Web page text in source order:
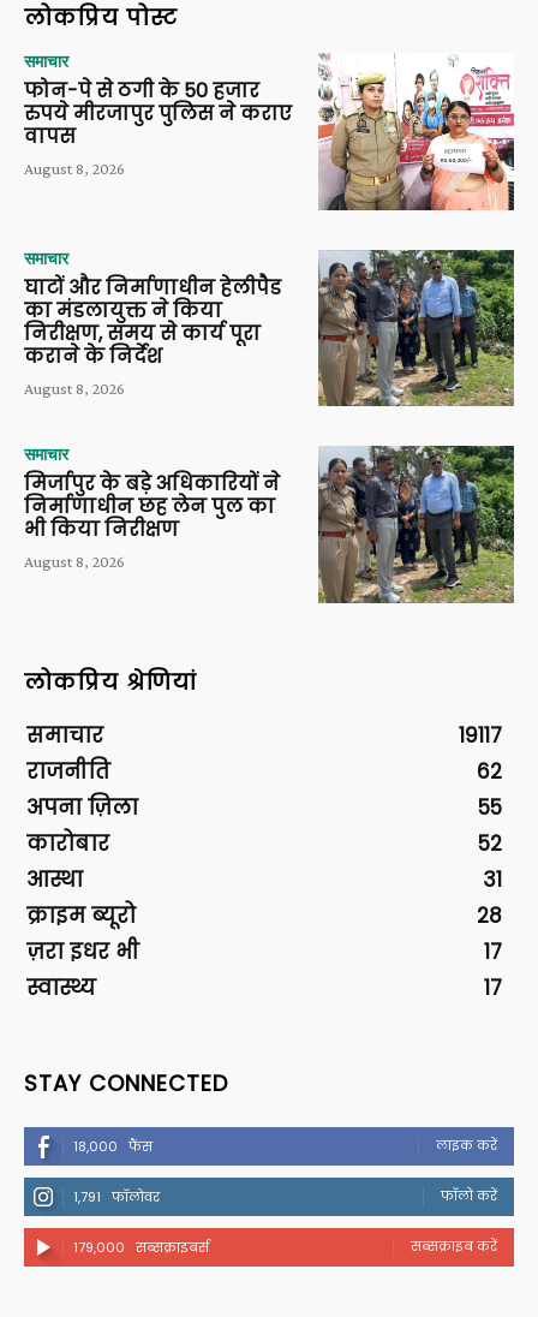
लोकप्रिय पोस्ट
समाचार
फोन-पे से ठगी के 50 हजार
रुपये मीरजापुर पुलिस ने कराए
वापस
August 8, 2026
समाचार
घाटों और निर्माणाधीन हेलीपैड
का मंडलायुक्त ने किया
निरीक्षण, समय से कार्य पूरा
कराने के निर्देश
August 8, 2026
समाचार
मिर्जापुर के बड़े अधिकारियों ने
निर्माणाधीन छह लेन पुल का
भी किया निरीक्षण
August 8, 2026
लोकप्रिय श्रेणियां
समाचार
19117
राजनीति
62
अपना ज़िला
55
कारोबार
52
आस्था
31
क्राइम ब्यूरो
28
ज़रा इधर भी
17
स्वास्थ्य
17
STAY CONNECTED
18,000 फैंस लाइक करें
1,791 फॉलोवर फॉलो करें
179,000 सब्सक्राइबर्स सब्सक्राइब करें